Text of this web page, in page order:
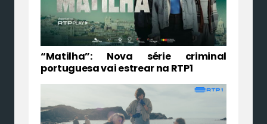
“Matilha”: Nova série criminal
portuguesa vai estrear na RTP1